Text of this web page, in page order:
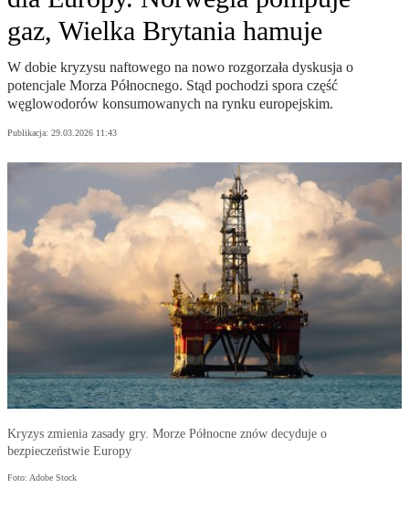
gaz, Wielka Brytania hamuje
W dobie kryzysu naftowego na nowo rozgorzała dyskusja o
potencjale Morza Północnego. Stąd pochodzi spora część
węglowodorów konsumowanych na rynku europejskim.
Publikacja: 29.03.2026 11:43
Kryzys zmienia zasady gry. Morze Północne znów decyduje o
bezpieczeństwie Europy
Foto: Adobe Stock